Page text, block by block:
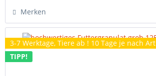
Merken
3-7 Werktage, Tiere ab ! 10 Tage je nach Art
TIPP!